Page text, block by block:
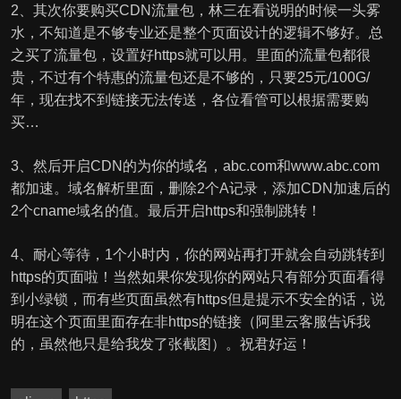
2、其次你要购买CDN流量包，林三在看说明的时候一头雾
水，不知道是不够专业还是整个页面设计的逻辑不够好。总
之买了流量包，设置好https就可以用。里面的流量包都很
贵，不过有个特惠的流量包还是不够的，只要25元/100G/
年，现在找不到链接无法传送，各位看管可以根据需要购
买…
3、然后开启CDN的为你的域名，abc.com和www.abc.com
都加速。域名解析里面，删除2个A记录，添加CDN加速后的
2个cname域名的值。最后开启https和强制跳转！
4、耐心等待，1个小时内，你的网站再打开就会自动跳转到
https的页面啦！当然如果你发现你的网站只有部分页面看得
到小绿锁，而有些页面虽然有https但是提示不安全的话，说
明在这个页面里面存在非https的链接（阿里云客服告诉我
的，虽然他只是给我发了张截图）。祝君好运！